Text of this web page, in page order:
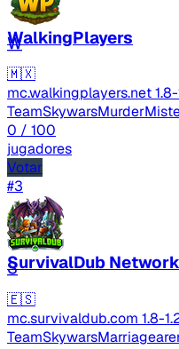
W
WalkingPlayers
🇲🇽
mc.walkingplayers.net1.8-
TeamSkywars
0 / 100
jugadores
Votar
#3
S
SurvivalDub Network
🇪🇸
mc.survivaldub.com 1.8-
TeamSkywarsMarriage